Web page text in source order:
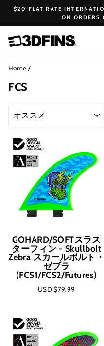
Skip
content
$20 FLAT RATE
ON ORDERS
Home /
FCS
GOHARD/SOFTスラス
ターフィン - Skullbolt
Zebra スカールボルト・
ゼブラ
(FCS1/FCS2/Futures)
USD $79.99